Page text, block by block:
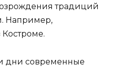
традиций
Например,
дни современные